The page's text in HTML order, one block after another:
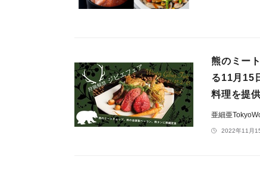
熊のミー
る11月15
料理を提供
亜細亜
2022年11月